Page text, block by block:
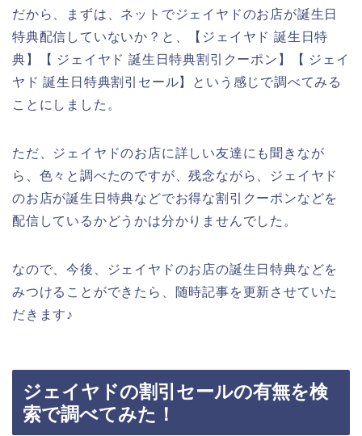
だから、まずは、ネットでジェイヤドのお店が誕生日
特典配信していないか？と、【ジェイヤド 誕生日特
典】【 ジェイヤド 誕生日特典割引クーポン】【 ジェイ
ヤド 誕生日特典割引セール】という感じで調べてみる
ことにしました。
ただ、ジェイヤドのお店に詳しい友達にも聞きなが
ら、色々と調べたのですが、残念ながら、ジェイヤド
のお店が誕生日特典などでお得な割引クーポンなどを
配信しているかどうかは分かりませんでした。
なので、今後、ジェイヤドのお店の誕生日特典などを
みつけることができたら、随時記事を更新させていた
だきます♪
ジェイヤドの割引セールの有無を検
索で調べてみた！